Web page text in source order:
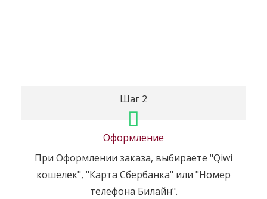
Шаг 2
Оформление
При Оформлении заказа, выбираете "Qiwi
кошелек", "Карта Сбербанка" или "Номер
телефона Билайн".